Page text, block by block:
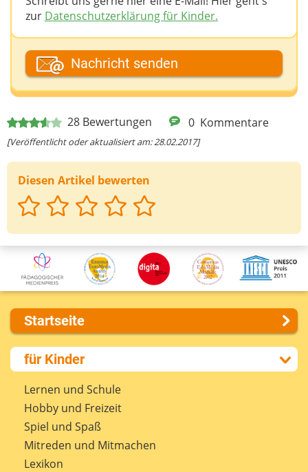
28 Bewertungen 0 Kommentare
[Veröffentlicht oder aktualisiert am: 28.02.2017]
Diesen Artikel bewerten
zur Datenschutzerklärung für Kinder.
Dein Fantasiename
Deine E-Mail-Adresse (wenn du eine Antwort
möchtest)
Deine Nachricht
Nachricht senden
Startseite
Über uns
Presse
Kontakt
Impressum
Internet-ABC Sitemap
Barrierefreiheit
Länderprojekte
für Kinder
Lernen und Schule
Hobby und Freizeit
Spiel und Spaß
Mitreden und Mitmachen
Lexikon